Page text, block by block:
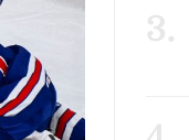
3.